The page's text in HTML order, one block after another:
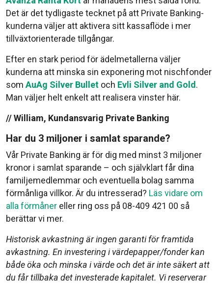
Det är det tydligaste tecknet på att Private Banking-
kunderna väljer att aktivera sitt kassaflöde i mer
tillväxtorienterade tillgångar.
Efter en stark period för ädelmetallerna väljer
kunderna att minska sin exponering mot nischfonder
som AuAg Silver Bullet och Evli Silver and Gold.
Man väljer helt enkelt att realisera vinster här.
// William, Kundansvarig Private Banking
Har du 3 miljoner i samlat sparande?
Vår Private Banking är för dig med minst 3 miljoner
kronor i samlat sparande – och självklart får dina
familjemedlemmar och eventuella bolag samma
förmånliga villkor. Är du intresserad? Läs vidare om
alla förmåner eller ring oss på 08-409 421 00 så
berättar vi mer.
Historisk avkastning är ingen garanti för framtida
avkastning. En investering i värdepapper/fonder kan
både öka och minska i värde och det är inte säkert att
du får tillbaka det investerade kapitalet. Vi reserverar